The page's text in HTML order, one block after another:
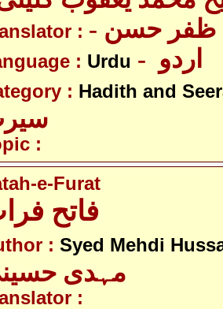
: ظفر حسن
: Urdu
: Hadith and
:
e-Furat
: Syed Mehdi
مہدی
: